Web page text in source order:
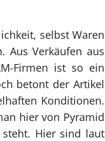
selbst Waren
Aus Verkäufen aus
Firmen ist so ein
betont der Artikel
Konditionen.
hier von Pyramid
steht. Hier sind laut